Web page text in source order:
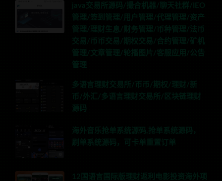
java交易所源码/撮合机器/聊天社群/IEO
管理/签到管理/用户管理/代理管理/资产
管理/理财生息/财务管理/币种管理/法币
交易/币币交易/期权交易/合约管理/矿机
管理/文章管理/轮播图片/客服应用/公告
管理
多语言理财交易所/币币/期权/理财/新
币/外汇/多语言理财交易所/区块链理财
源码
海外音乐抢单系统源码,抢单系统源码，
刷单系统源码，可卡单重置订单
12国语言国际版理财返利电影投资海外项